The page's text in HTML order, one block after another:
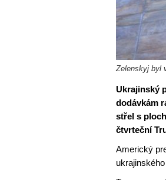
Zelenskyj byl
Ukrajinský
dodávkám
střel s
čtvrteční
Americký